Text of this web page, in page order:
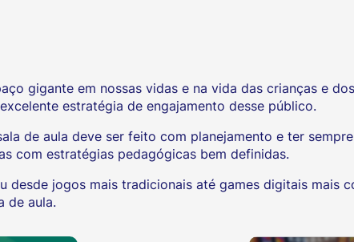
gigante em nossas vidas e na vida das crianças e
estratégia de engajamento desse público.
de aula deve ser feito com planejamento e ter
com estratégias pedagógicas bem definidas.
desde jogos mais tradicionais até games digitais mais
de aula.